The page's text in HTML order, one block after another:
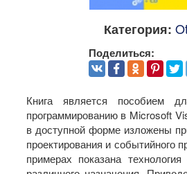
Категория:
Поделиться:
Книга является пособием
программированию в Microsoft
в доступной форме изложены
проектирования и событийного
примерах показана